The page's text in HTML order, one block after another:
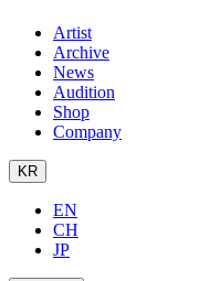
Artist
Archive
News
Audition
Shop
Company
KR
EN
CH
JP